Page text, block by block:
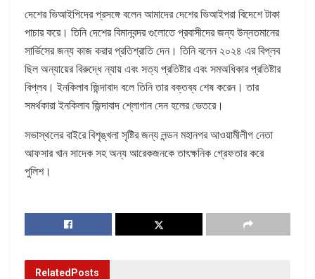
দেশের ভিআইপিদের প্রসঙ্গে বলেন আমাদের দেশের ভিআইপরা বিদেশে টাকা
পাচার করে। তিনি দেশের বিমানবন্দর গুলোতে প্রবাসীদের জন্য উন্নতমানের
সার্ভিসের জন্য কাজ করার প্রতিশ্রাতি দেন। তিনি বলেন ২০২৪ এর বিপ্লব
ছিল অন্যায়ের বিরুদ্ধে ন্যায় এবং সত্য প্রতিষ্টার এবং সমঅধিকার প্রতিষ্টার
বিপ্লব। ইনকিলাব জিন্দাবাদ বলে তিনি তার বক্তব্য শেষ করেন। তার
সমর্থকারা ইনকিলাব জিন্দাবাদ শ্লোগান দেন হলের ভেতরে।
সভাস্থলের বাইরে বিশৃঙ্খলা সৃষ্টির জন্য লন্ডন মহানগর আওয়ামীলীগ নেতা
আফসার খান সাদেক সহ অন্য আরেকজনকে তাৎক্ষনিক গ্রেফতার করে
পুলিশ।
Related Posts